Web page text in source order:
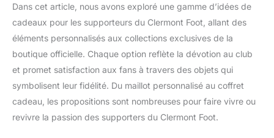
Dans cet article, nous avons exploré une gamme d’idées de
cadeaux pour les supporteurs du Clermont Foot, allant des
éléments personnalisés aux collections exclusives de la
boutique officielle. Chaque option reflète la dévotion au club
et promet satisfaction aux fans à travers des objets qui
symbolisent leur fidélité. Du maillot personnalisé au coffret
cadeau, les propositions sont nombreuses pour faire vivre ou
revivre la passion des supporters du Clermont Foot.